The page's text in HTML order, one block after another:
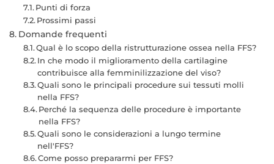
Punti di forza
Prossimi passi
Domande frequenti
Qual è lo scopo della ristrutturazione ossea nella FFS?
In che modo il miglioramento della cartilagine
contribuisce alla femminilizzazione del viso?
Quali sono le principali procedure sui tessuti molli
nella FFS?
Perché la sequenza delle procedure è importante
nella FFS?
Quali sono le considerazioni a lungo termine
nell'FFS?
Come posso prepararmi per FFS?